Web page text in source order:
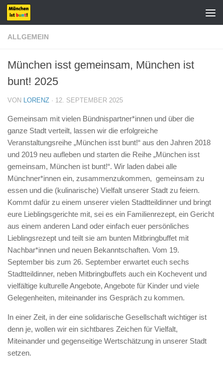
Zum Inhalt springen
ALLGEMEIN
München isst gemeinsam, München ist
bunt! 2025
VON LORENZ · 12. SEPTEMBER 2025
Gemeinsam mit vielen Bündnispartner*innen und über die
ganze Stadt verteilt, lassen wir die erfolgreiche
Veranstaltungsreihe „München isst bunt!“ aus den Jahren 2018
und 2019 neu aufleben und starten die Reihe „München isst
gemeinsam, München ist bunt!“. Wir laden dabei alle
Münchner*innen ein, zusammenzukommen, gemeinsam zu
essen und die (kulinarische) Vielfalt unserer Stadt zu feiern.
Kommt dafür zu einem unserer vielen Stadtteildinner und bringt
eure Lieblingsgerichte mit, sei es ein Familienrezept, ein Gericht
aus einem anderen Land oder einfach euer persönliches
Lieblingsrezept und teilt sie am bunten Mitbringbuffet mit
Nachbar*innen und neuen Bekanntschaften. Vom 19.
September bis zum 26. September erwartet euch sechs
Stadtteildinner, neben Mitbringbuffets auch ein Kochevent und
vielfältige kulturelle Angebote, Angebote für Kinder und viele
Gelegenheiten, miteinander ins Gespräch zu kommen.
In einer Zeit, in der eine solidarische Gesellschaft wichtiger ist
denn je, wollen wir ein sichtbares Zeichen für Vielfalt,
Miteinander und gegenseitige Wertschätzung in unserer Stadt
setzen.